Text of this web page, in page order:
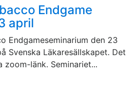
Endgame
april
Endgameseminarium den 23
Svenska Läkaresällskapet. Det
länk. Seminariet...